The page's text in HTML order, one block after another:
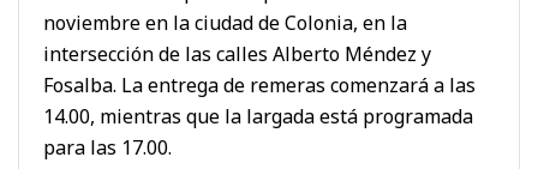
noviembre en la ciudad de Colonia, en la
intersección de las calles Alberto Méndez y
Fosalba. La entrega de remeras comenzará a las
14.00, mientras que la largada está programada
para las 17.00.